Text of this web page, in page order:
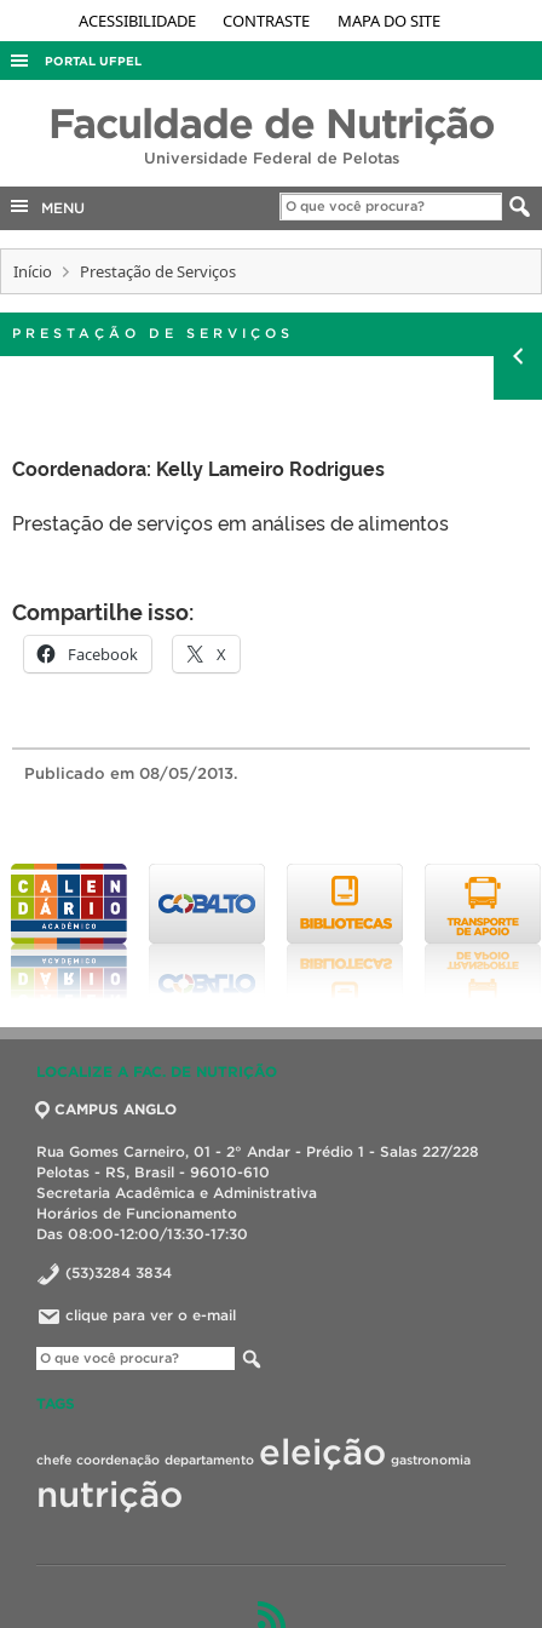
ACESSIBILIDADE CONTRASTE MAPA DO SITE
PORTAL UFPEL
AUDITORIA
COBALTO
EDITAIS
Faculdade de Nutrição
Universidade Federal de Pelotas
MENU
Início Prestação de Serviços
PRESTAÇÃO DE SERVIÇOS
Coordenadora: Kelly Lameiro Rodrigues
Prestação de serviços em análises de alimentos
Compartilhe isso:
Facebook X
Publicado em 08/05/2013.
LOCALIZE A FAC. DE NUTRIÇÃO
CAMPUS ANGLO
Rua Gomes Carneiro, 01 - 2° Andar - Prédio 1 - Salas 227/228
Pelotas - RS, Brasil - 96010-610
Secretaria Acadêmica e Administrativa
Horários de Funcionamento
Das 08:00-12:00/13:30-17:30
(53)3284 3834
clique para ver o e-mail
TAGS
chefe coordenação departamento eleição gastronomia
nutrição